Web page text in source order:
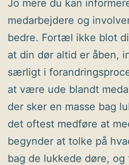
Jo mere du kan
medarbejdere og
bedre. Fortæl ikke blot
at din dør altid er åben,
særligt i
at være ude blandt
der sker en masse bag
det oftest medføre at
begynder at tolke på
bag de lukkede døre,